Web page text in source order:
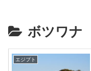
ボツワナ
エジプト